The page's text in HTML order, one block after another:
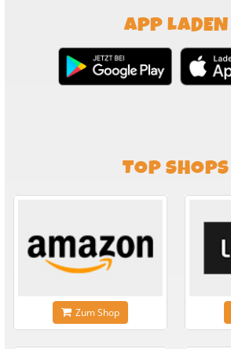
APP LADEN
TOP SHOPS
Zum Shop